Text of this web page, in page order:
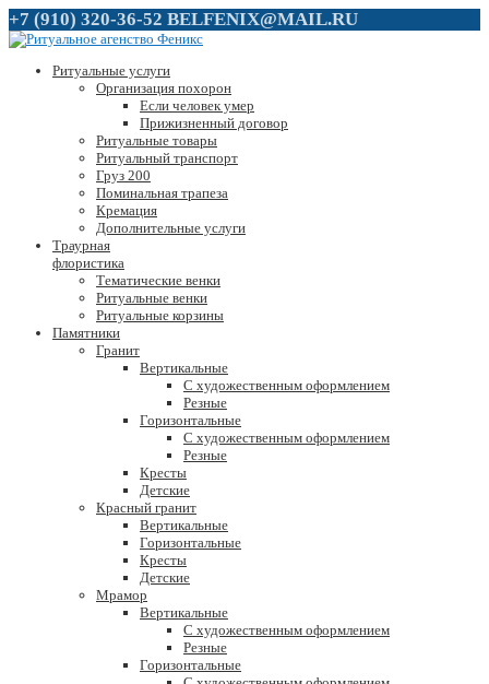
+7 (910) 320-36-52 BELFENIX@MAIL.RU
Ритуальные услуги
Организация похорон
Если человек умер
Прижизненный договор
Ритуальные товары
Ритуальный транспорт
Груз 200
Поминальная трапеза
Кремация
Дополнительные услуги
Траурная
флористика
Тематические венки
Ритуальные венки
Ритуальные корзины
Памятники
Гранит
Вертикальные
С художественным оформлением
Резные
Горизонтальные
С художественным оформлением
Резные
Кресты
Детские
Красный гранит
Вертикальные
Горизонтальные
Кресты
Детские
Мрамор
Вертикальные
С художественным оформлением
Резные
Горизонтальные